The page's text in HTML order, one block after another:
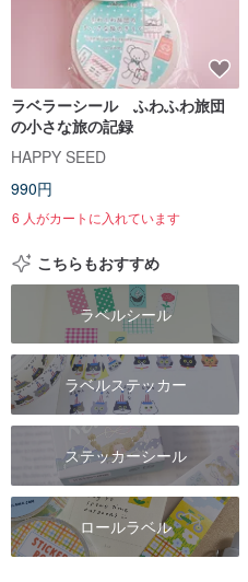
ラベラーシール ふわふわ旅団
の小さな旅の記録
HAPPY SEED
990円
6 人がカートに入れています
こちらもおすすめ
ラベルシール
ラベルステッカー
ステッカーシール
ロールラベル